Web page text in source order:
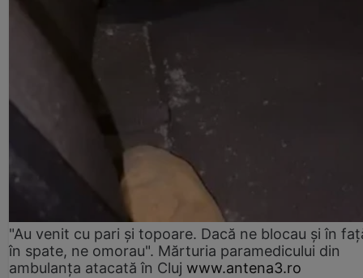
"Au venit cu pari și topoare. Dacă ne blocau şi în
în spate, ne omorau". Mărturia paramedicului din
ambulanţa atacată în Cluj www.antena3.ro